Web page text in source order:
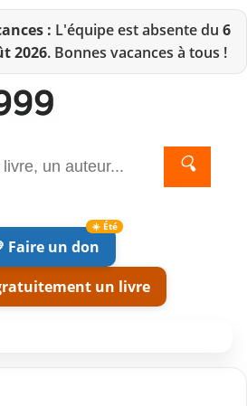
: L'équipe est absente du 6
2026. Bonnes vacances à tous !
🔍
Faire un don
un livre